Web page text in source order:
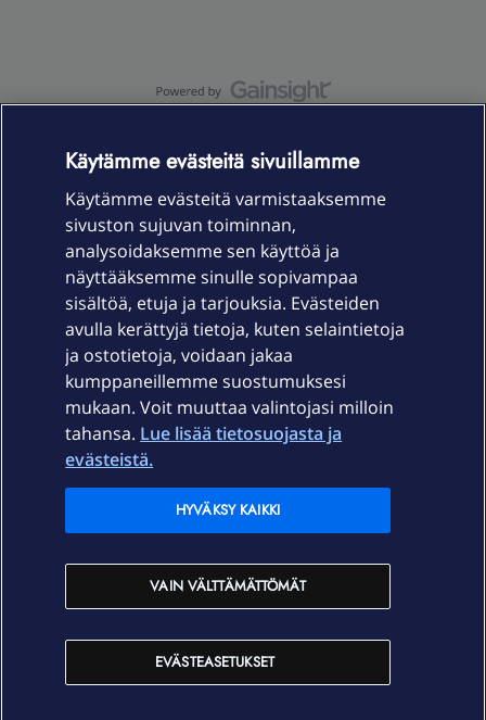
Laitteet & liittymät
Palvelut
Ajankohtaista
Elisa Oyj
In English
Käytämme evästeitä sivuillamme
Käytämme evästeitä varmistaaksemme
sivuston sujuvan toiminnan,
analysoidaksemme sen käyttöä ja
näyttääksemme sinulle sopivampaa
sisältöä, etuja ja tarjouksia. Evästeiden
avulla kerättyjä tietoja, kuten selaintietoja
ja ostotietoja, voidaan jakaa
kumppaneillemme suostumuksesi
mukaan. Voit muuttaa valintojasi milloin
tahansa. Lue lisää tietosuojasta ja
evästeistä.
EVÄSTEASETUKSET
VAIN VÄLTTÄMÄTTÖMÄT
HYVÄKSY KAIKKI